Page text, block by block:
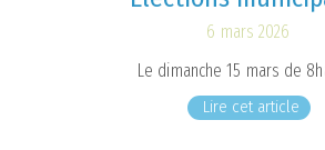
6 mars 2026
Le dimanche 15 mars de
Lire cet article